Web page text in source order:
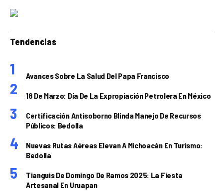
Tendencias
Avances Sobre La Salud Del Papa Francisco
18 De Marzo: Día De La Expropiación Petrolera En México
Certificación Antisoborno Blinda Manejo De Recursos
Públicos: Bedolla
Nuevas Rutas Aéreas Elevan A Michoacán En Turismo:
Bedolla
Tianguis De Domingo De Ramos 2025: La Fiesta
Artesanal En Uruapan